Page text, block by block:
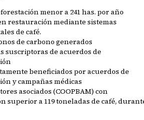
menor a 241 has. por año
restauración mediante sistemas
de café.
de carbono generados
suscriptoras de acuerdos de
beneficiados por acuerdos de
y campañas médicas
asociados (COOPBAM) con
superior a 119 toneladas de café,